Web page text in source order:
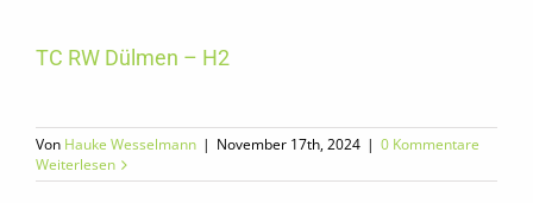
TC RW Dülmen – H2
Von Hauke Wesselmann | November 17th, 2024 | 0 Kommentare
Weiterlesen